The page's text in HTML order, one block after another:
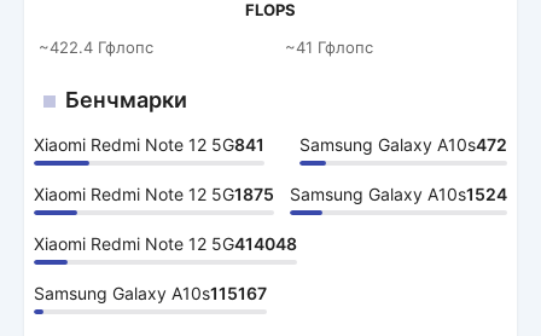
FLOPS
~422.4 Гфлопс
~41 Гфлопс
Бенчмарки
Xiaomi Redmi Note 12 5G841 Samsung Galaxy A10s472
Xiaomi Redmi Note 12 5G1875 Samsung Galaxy A10s1524
Xiaomi Redmi Note 12 5G414048
Samsung Galaxy A10s115167